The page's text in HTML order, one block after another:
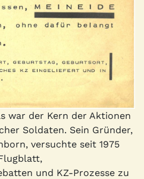
war der Kern der Aktionen
Soldaten. Sein Gründer,
versuchte seit 1975
und KZ-Prozesse zu